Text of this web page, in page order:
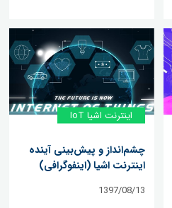
اینترنت اشیا IoT
چشم‌انداز و پیش‌بینی آینده
اینترنت اشیا (اینفوگرافی)
1397/08/13